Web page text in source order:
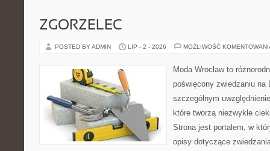
ZGORZELEC
POSTED BY ADMIN LIP - 2 - 2026 MOŻLIWOŚĆ
Moda Wrocław to
poświęcony zwiedzaniu na
szczególnym
które tworzą niezwykle
Strona jest portalem, w
opisy dotyczące